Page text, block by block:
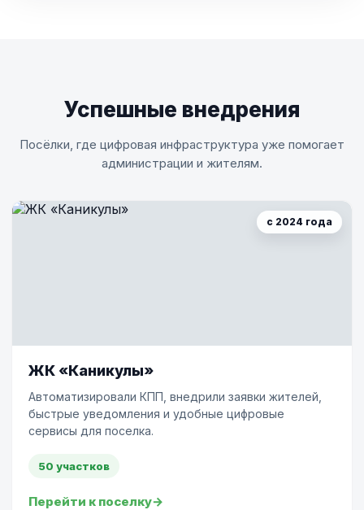
Успешные внедрения
Посёлки, где цифровая инфраструктура уже помогает
администрации и жителям.
с 2024 года
ЖК «Каникулы»
Автоматизировали КПП, внедрили заявки жителей,
быстрые уведомления и удобные цифровые
сервисы для поселка.
50 участков
Перейти к поселку→